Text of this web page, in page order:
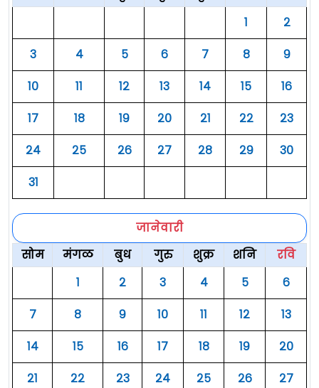
१
२
३
४ ५ ६ ७ ८
९
१०
११ १२ १३ १४ १५
१६
१७
१८ १९ २० २१ २२
२३
२४
२५ २६ २७ २८ २९
३०
३१
जानेवारी
सोम
मंगळ बुध गुरु शुक्र शनि
रवि
१
२ ३ ४ ५
६
७
८ ९ १० ११ १२
१३
१४
१५ १६ १७ १८ १९
२०
२१
२२ २३ २४ २५ २६
२७